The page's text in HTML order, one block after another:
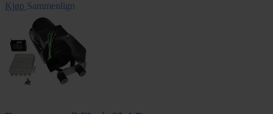
Kjøp Sammenlign